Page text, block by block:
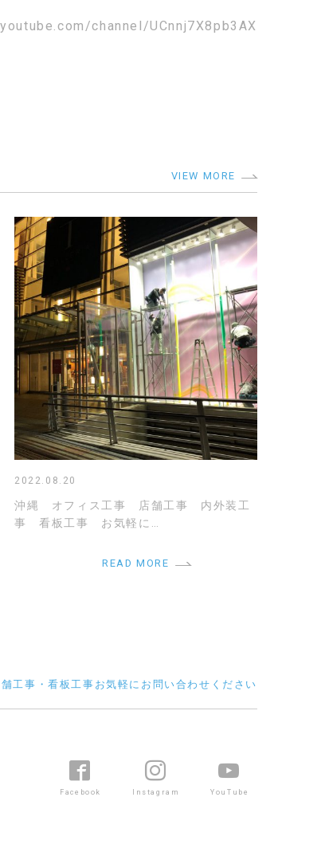
channel/UCnnj7X8pb3AX
VIEW MORE
2022.08.20
沖縄 オフィス工事 店舗工事 内外装工
事 看板工事 お気軽に…
READ MORE
工事・看板工事お気軽にお問い合わせください
Facebook Instagram YouTube